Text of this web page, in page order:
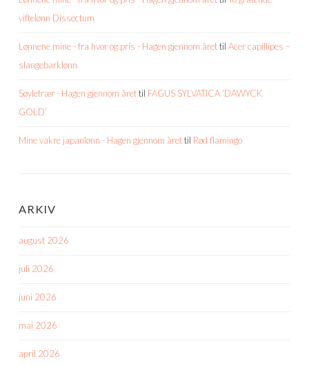
viftelønn Dissectum
Lønnene mine - fra hvor og pris - Hagen gjennom årettil Acer capillipes –
slangebarklønn
Søyletrær - Hagen gjennom årettil FAGUS SYLVATICA ‘DAWYCK
GOLD’
Mine vakre japanlønn - Hagen gjennom årettil Rød flamingo
ARKIV
august 2026
juli 2026
juni 2026
mai 2026
april 2026